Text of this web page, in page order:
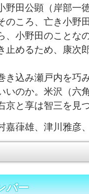
野田公顕（岸部一
ころ、亡き小野
、小野田のことな
めるため、康次
込み瀬戸内を巧
いのか。米沢（六
と享は智三を見
嘉葎雄、津川雅彦
バー